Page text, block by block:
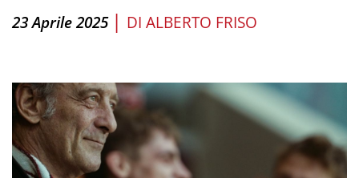
23 Aprile 2025 | DI ALBERTO FRISO